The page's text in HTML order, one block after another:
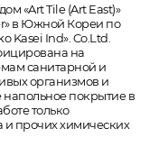
«Art Tile (Art East)»
в Южной Кореи по
Kasei Ind». Co.Ltd.
на
санитарной и
организмов и
напольное покрытие в
только
прочих химических